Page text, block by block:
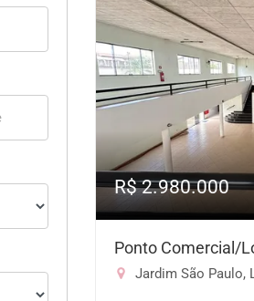
R$ 2.980.000
Ponto Comercial/
Jardim São Paulo,